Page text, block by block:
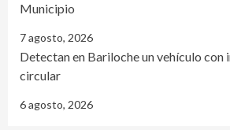
Municipio
7 agosto, 2026
Detectan en Bariloche un vehículo con
circular
6 agosto, 2026